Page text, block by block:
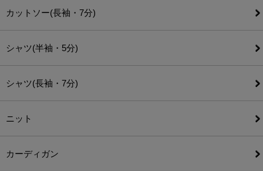
カットソー(長袖・7分)
シャツ(半袖・5分)
シャツ(長袖・7分)
ニット
カーディガン